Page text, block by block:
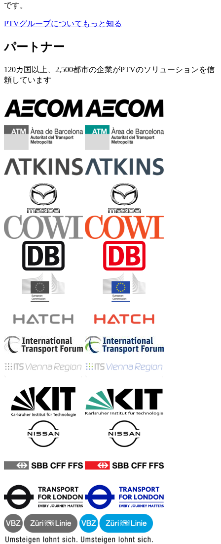
です。
PTVグループについてもっと知る
パートナー
120カ国以上、2,500都市の企業がPTVのソリューションを信
頼しています